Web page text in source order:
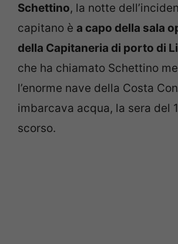
Schettino, la notte
capitano è a capo della sala
della Capitaneria di porto di
che ha chiamato Schettino
l’enorme nave della Costa
imbarcava acqua, la sera del
scorso.